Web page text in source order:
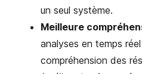
un seul système.
Meilleure
analyses en temps
compréhension des